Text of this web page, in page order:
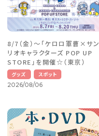
8/7（金）～「ケロロ軍曹×サン
リオキャラクターズ POP UP
STORE」を開催☆（東京）
グッズ
スポット
2026/08/06